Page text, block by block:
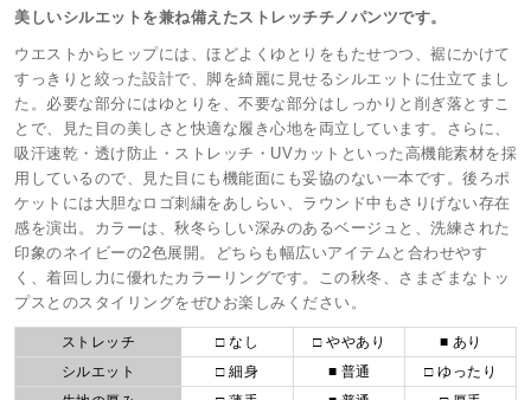
美しいシルエットを兼ね備えたストレッチチノパンツです。
ウエストからヒップには、ほどよくゆとりをもたせつつ、裾にかけて
すっきりと絞った設計で、脚を綺麗に見せるシルエットに仕立てまし
た。必要な部分にはゆとりを、不要な部分はしっかりと削ぎ落とすこ
とで、見た目の美しさと快適な履き心地を両立しています。さらに、
吸汗速乾・透け防止・ストレッチ・UVカットといった高機能素材を採
用しているので、見た目にも機能面にも妥協のない一本です。後ろポ
ケットには大胆なロゴ刺繍をあしらい、ラウンド中もさりげない存在
感を演出。カラーは、秋冬らしい深みのあるベージュと、洗練された
印象のネイビーの2色展開。どちらも幅広いアイテムと合わせやす
く、着回し力に優れたカラーリングです。この秋冬、さまざまなトッ
プスとのスタイリングをぜひお楽しみください。
ストレッチ □ なし □ ややあり
■ あり
シルエット
□ 細身 ■ 普通
□ ゆったり